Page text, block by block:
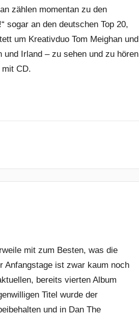
zählen momentan zu den
sogar an den deutschen Top 20,
um Kreativduo Tom Meighan und
Irland – zu sehen und zu hören
mit CD.
mit zum Besten, was die
Anfangstage ist zwar kaum noch
bereits vierten Album
Titel wurde der
und in Dan The